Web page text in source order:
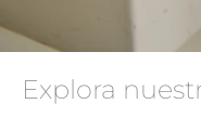
Explora